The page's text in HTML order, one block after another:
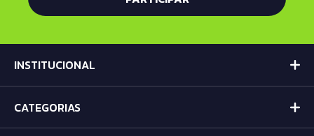
INSTITUCIONAL
CATEGORIAS